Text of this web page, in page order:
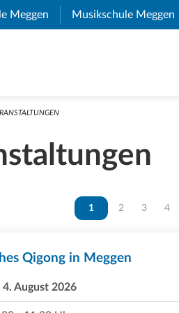
Meggen (External Link)
Musikschule Meggen
Vous êtes sur la page
1 Vous êtes sur
2 Vous
3 4
Qigong in Meggen
4. August 2026